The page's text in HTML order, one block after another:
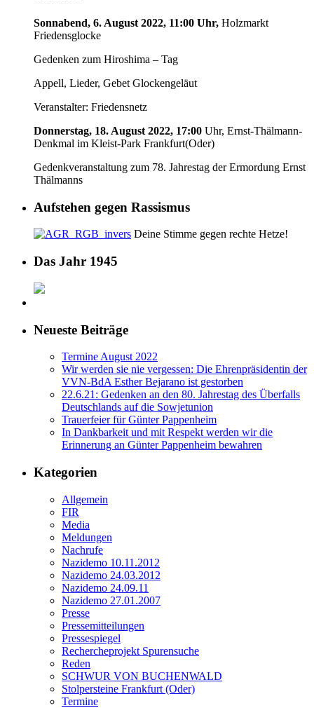
Sonnabend, 6. August 2022, 11:00 Uhr, Holzmarkt
Friedensglocke
Gedenken zum Hiroshima – Tag
Appell, Lieder, Gebet Glockengeläut
Veranstalter: Friedensnetz
Donnerstag, 18. August 2022, 17:00 Uhr, Ernst-Thälmann-
Denkmal im Kleist-Park Frankfurt(Oder)
Gedenkveranstaltung zum 78. Jahrestag der Ermordung Ernst
Thälmanns
Aufstehen gegen Rassismus
Deine Stimme gegen rechte Hetze!
Das Jahr 1945
Neueste Beiträge
Termine August 2022
Wir werden sie nie vergessen: Die Ehrenpräsidentin der
VVN-BdA Esther Bejarano ist gestorben
22.6.21: Gedenken an den 80. Jahrestag des Überfalls
Deutschlands auf die Sowjetunion
Trauerfeier für Günter Pappenheim
In Dankbarkeit und mit Respekt werden wir die
Erinnerung an Günter Pappenheim bewahren
Kategorien
Allgemein
FIR
Media
Meldungen
Nachrufe
Nazidemo 10.11.2012
Nazidemo 24.03.2012
Nazidemo 24.09.11
Nazidemo 27.01.2007
Presse
Pressemitteilungen
Pressespiegel
Rechercheprojekt Spurensuche
Reden
SCHWUR VON BUCHENWALD
Stolpersteine Frankfurt (Oder)
Termine